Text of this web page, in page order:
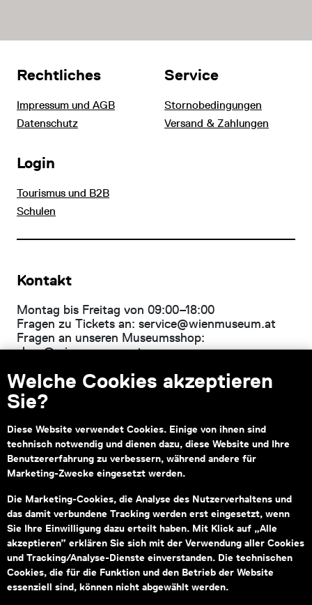
Welche Cookies akzeptieren
Sie?
Diese Website verwendet Cookies. Einige von ihnen sind
technisch notwendig und dienen dazu, diese Website und Ihre
Benutzererfahrung zu verbessern, während andere für
Marketing-Zwecke eingesetzt werden.
Die Marketing-Cookies, die Analyse des Nutzerverhaltens und
das damit verbundene Tracking werden erst eingesetzt, wenn
Sie Ihre Einwilligung dazu erteilt haben. Mit Klick auf „Alle
akzeptieren” erklären Sie sich mit der Verwendung aller Cookies
und Tracking/Analyse-Dienste einverstanden. Die technischen
Cookies, die für die Funktion und den Betrieb der Website
essenziell sind, können nicht abgewählt werden.
Rechtliches
Impressum und AGB
Datenschutz
Service
Stornobedingungen
Versand & Zahlungen
Login
Tourismus und B2B
Schulen
Kontakt
Montag bis Freitag von 09:00–18:00
Fragen zu Tickets an: service@wienmuseum.at
Fragen an unseren Museumsshop:
shop@wienmuseum.at
Wien Museum, Karlsplatz
1040 Wien
Informationen zu Ihrem
barrierefreien Besuch
Subventionsgeber Hauptsponsor